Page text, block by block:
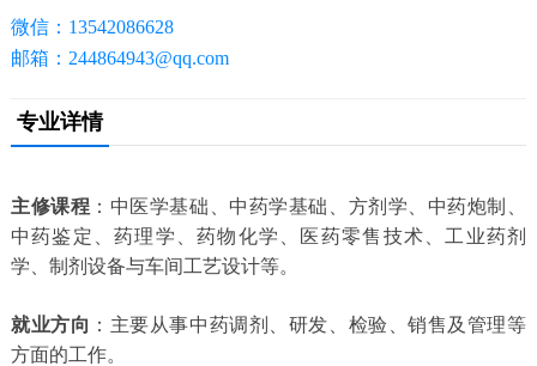
微信：13542086628
邮箱：244864943@qq.com
专业详情
主修课程 ：中医学基础、中药学基础、方剂学、中药炮制、
中药鉴定、药理学、药物化学、医药零售技术、工业药剂
学、制剂设备与车间工艺设计等。
就业方向 ：主要从事中药调剂、研发、检验、销售及管理等
方面的工作。